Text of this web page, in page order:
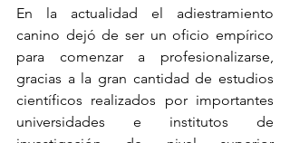
En la actualidad el adiestramiento
canino dejó de ser un oficio empírico
para comenzar a profesionalizarse,
gracias a la gran cantidad de estudios
científicos realizados por importantes
universidades e institutos de